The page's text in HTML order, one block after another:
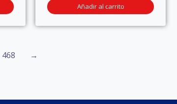
Añadir al carrito
468 →